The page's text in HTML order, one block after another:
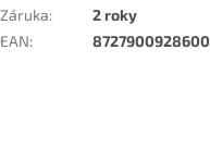
Záruka:
2 roky
EAN: 8727900928600